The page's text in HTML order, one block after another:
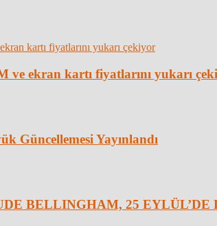
ve ekran kartı fiyatlarını yukarı
Güncellemesi Yayınlandı
BELLINGHAM, 25 EYLÜL’DE